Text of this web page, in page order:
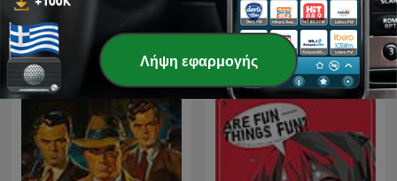
RNB Motion Podcast Κλακέτα
Λήψη εφαρμογής